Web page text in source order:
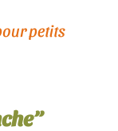
petits